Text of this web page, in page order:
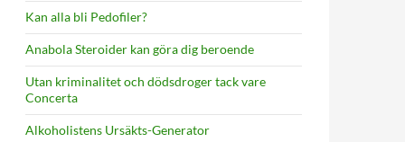
Kan alla bli Pedofiler?
Anabola Steroider kan göra dig beroende
Utan kriminalitet och dödsdroger tack vare
Concerta
Alkoholistens Ursäkts-Generator